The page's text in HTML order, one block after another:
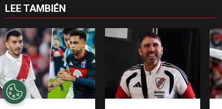
LEE TAMBIÉN